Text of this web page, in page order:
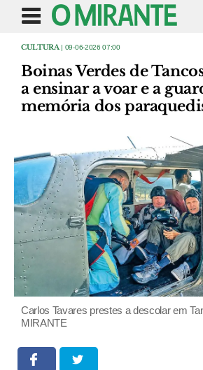
CULTURA | 09-06-2026 07:00
Boinas Verdes de
a ensinar a voar e a
memória dos
Carlos Tavares prestes a descolar em
MIRANTE